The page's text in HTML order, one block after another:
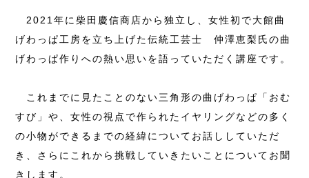
2021年に柴田慶信商店から独立し、女性初で大館曲
げわっぱ工房を立ち上げた伝統工芸士 仲澤恵梨氏の曲
げわっぱ作りへの熱い思いを語っていただく講座です。
これまでに見たことのない三角形の曲げわっぱ「おむ
すび」や、女性の視点で作られたイヤリングなどの多く
の小物ができるまでの経緯についてお話ししていただ
き、さらにこれから挑戦していきたいことについてお聞
きします。